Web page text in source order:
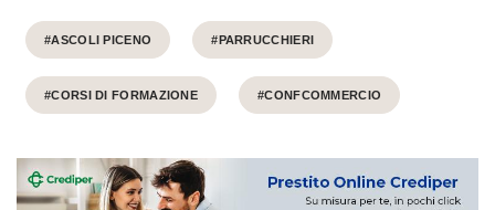
#ASCOLI PICENO #PARRUCCHIERI
#CORSI DI FORMAZIONE #CONFCOMMERCIO